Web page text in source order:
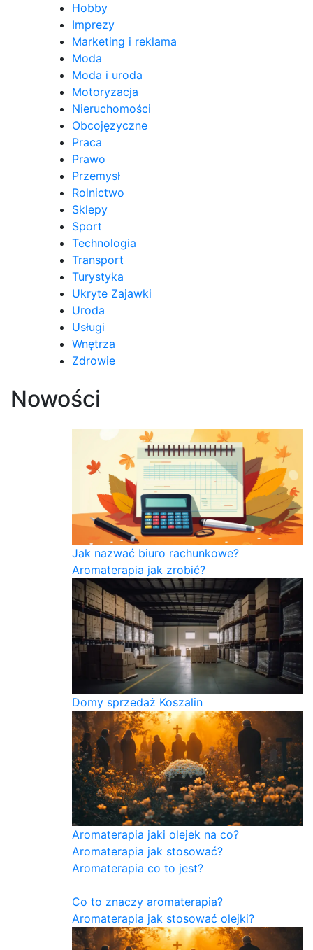
Hobby
Imprezy
Marketing i reklama
Moda
Moda i uroda
Motoryzacja
Nieruchomości
Obcojęzyczne
Praca
Prawo
Przemysł
Rolnictwo
Sklepy
Sport
Technologia
Transport
Turystyka
Ukryte Zajawki
Uroda
Usługi
Wnętrza
Zdrowie
Nowości
Jak nazwać biuro rachunkowe?
Aromaterapia jak zrobić?
Domy sprzedaż Koszalin
Aromaterapia jaki olejek na co?
Aromaterapia jak stosować?
Aromaterapia co to jest?
Co to znaczy aromaterapia?
Aromaterapia jak stosować olejki?